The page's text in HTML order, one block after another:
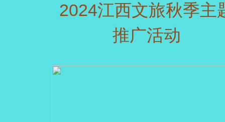
2024江西文旅秋季主
推广活动